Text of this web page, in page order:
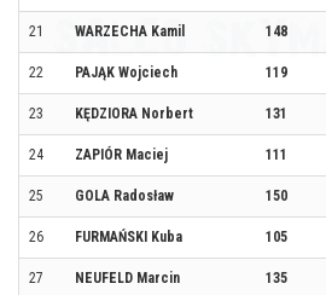
21 WARZECHA Kamil 148
22 PAJĄK Wojciech 119
23 KĘDZIORA Norbert 131
24 ZAPIÓR Maciej 111
25 GOLA Radosław 150
26 FURMAŃSKI Kuba 105
27 NEUFELD Marcin 135